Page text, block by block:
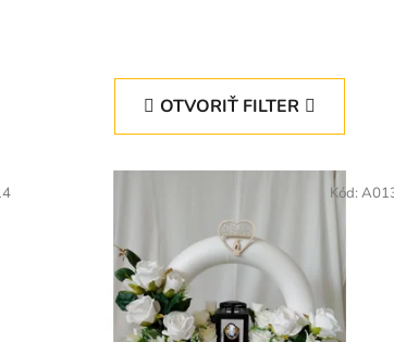
OTVORIŤ FILTER
Kód: